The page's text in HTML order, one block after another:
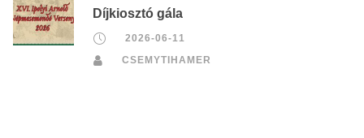
Díjkiosztó gála
2026-06-11
CSEMYTIHAMER